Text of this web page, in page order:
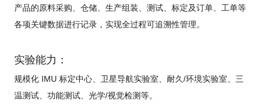
产品的原料采购、仓储、生产组装、测试、标定及订单、工单等
各项关键数据进行记录，实现全过程可追溯性管理。
实验能力：
规模化 IMU 标定中心、卫星导航实验室、耐久/环境实验室、三
温测试、功能测试、光学/视觉检测等。